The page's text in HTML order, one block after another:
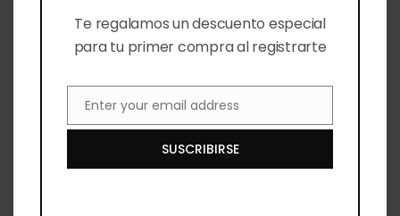
Shampoo Más
Volumen de
Raíces,
Naranja
*/
Regeneradora
de Manzanilla
y Vainilla
Te regalamos un descuento especial
para tu primer compra al registrarte
EmailEnter your email address
SUSCRIBIRSE